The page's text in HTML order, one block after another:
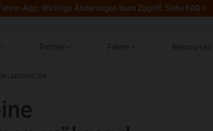
Wichtige Änderungen beim Zugriff. Siehe FAQ >
Partner Fahrer
LADEPAKETEN